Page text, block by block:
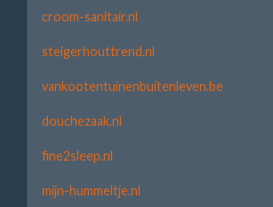
croom-sanitair.nl
steigerhouttrend.nl
vankootentuinenbuitenleven.be
douchezaak.nl
fine2sleep.nl
mijn-hummeltje.nl